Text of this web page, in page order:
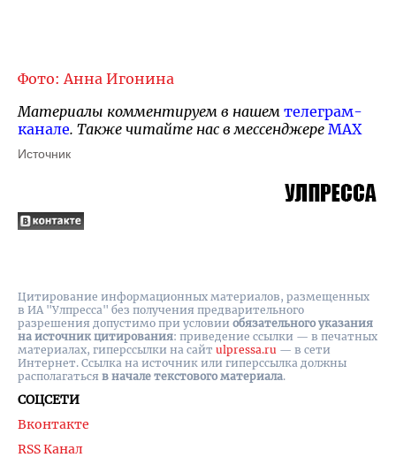
Фото: Анна Игонина
Материалы комментируем в нашем телеграм-
канале. Также читайте нас в мессенджере MAX
Источник
СОЦСЕТИ
Вконтакте
RSS Канал
Цитирование информационных материалов, размещенных
в ИА "Улпресса" без получения предварительного
разрешения допустимо при условии обязательного указания
на источник цитирования: приведение ссылки — в печатных
материалах, гиперссылки на cайт ulpressa.ru — в сети
Интернет. Ссылка на источник или гиперссылка должны
располагаться в начале текстового материала.